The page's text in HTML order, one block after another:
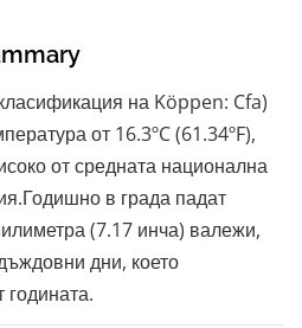
на Köppen: Cfa)
от 16.3ºC (61.34ºF),
от средната национална
в града падат
(7.17 инча) валежи,
дни, което
годината.